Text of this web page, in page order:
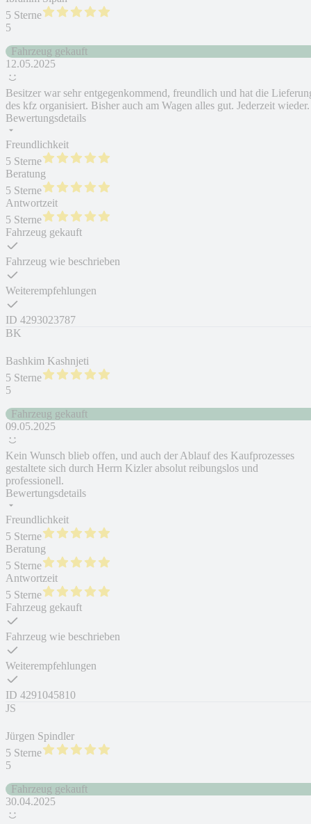
5 Sterne
5
Fahrzeug gekauft
12.05.2025
Besitzer war sehr entgegenkommend, freundlich und hat die
des kfz organisiert. Bisher auch am Wagen alles gut. Jederzeit wieder.
Bewertungsdetails
Freundlichkeit
5 Sterne
Beratung
5 Sterne
Antwortzeit
5 Sterne
Fahrzeug gekauft
Fahrzeug wie beschrieben
Weiterempfehlungen
ID 4293023787
BK
Bashkim Kashnjeti
5 Sterne
5
Fahrzeug gekauft
09.05.2025
Kein Wunsch blieb offen, und auch der Ablauf des Kaufprozesses
gestaltete sich durch Herrn Kizler absolut reibungslos und
professionell.
Bewertungsdetails
Freundlichkeit
5 Sterne
Beratung
5 Sterne
Antwortzeit
5 Sterne
Fahrzeug gekauft
Fahrzeug wie beschrieben
Weiterempfehlungen
ID 4291045810
JS
Jürgen Spindler
5 Sterne
5
Fahrzeug gekauft
30.04.2025